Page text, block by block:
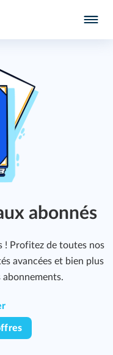
abonnés
! Profitez de toutes nos
avancées et bien plus